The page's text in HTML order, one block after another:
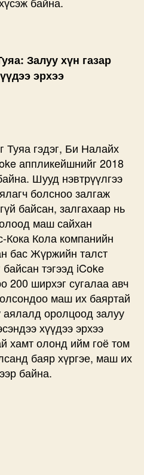
Залуу хүн газар
эрхээ
Туяа гэдэг, Би Налайх
аппликейшнийг 2018
Шууд нэвтрүүлгээ
болсноо залгаж
байсан, залгахаар нь
маш сайхан
Кола компанийн
бас Жүржийн талст
тэгээд iCoke
200 ширхэг сугалаа авч
маш их баяртай
аялалд оролцоод залуу
хүүдээ эрхээ
хамт олонд ийм гоё том
баяр хүргэе, маш их
байна.